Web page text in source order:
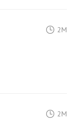
2M
2M